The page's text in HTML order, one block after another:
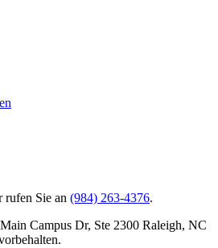
rufen Sie an (984) 263-4376.
Campus Dr, Ste 2300 Raleigh, NC